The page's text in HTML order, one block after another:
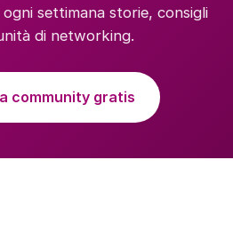
settimana storie, consigli
di networking.
community gratis